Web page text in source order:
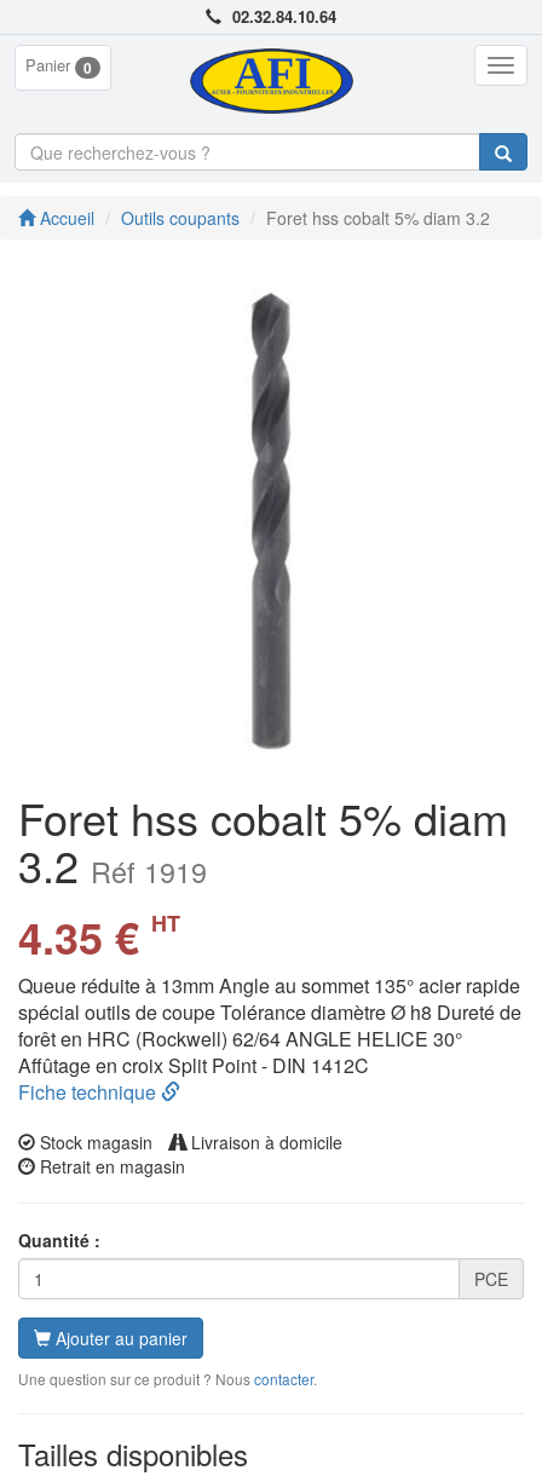
02.32.84.10.64
Panier 0
Accueil Outils coupants Foret hss cobalt 5% diam 3.2
Foret hss cobalt 5% diam
3.2 Réf 1919
4.35 € HT
Queue réduite à 13mm Angle au sommet 135° acier rapide
spécial outils de coupe Tolérance diamètre Ø h8 Dureté de
forêt en HRC (Rockwell) 62/64 ANGLE HELICE 30°
Affûtage en croix Split Point - DIN 1412C
Fiche technique
Stock magasin
Livraison à domicile
Retrait en magasin
Quantité :
PCE
Ajouter au panier
Une question sur ce produit ? Nouscontacter.
Tailles disponibles